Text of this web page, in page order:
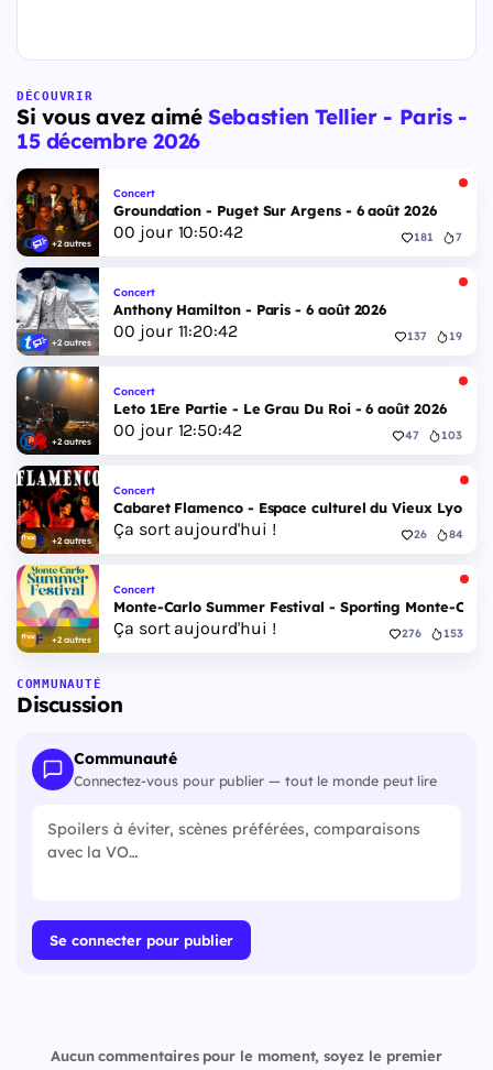
DÉCOUVRIR
Si vous avez aiméSebastien Tellier - Paris -
15 décembre 2026
+2 autres
Concert
Groundation - Puget Sur Argens - 6 août 2026
00 jour 10:50:41 181 7
+2 autres
Concert
Anthony Hamilton - Paris - 6 août 2026
00 jour 11:20:41 137 19
+2 autres
Concert
Leto 1Ere Partie - Le Grau Du Roi - 6 août 2026
00 jour 12:50:41 47 103
+2 autres
Concert
Cabaret Flamenco - Espace culturel du Vieux Lyon -
Ça sort aujourd'hui ! 26 84
+2 autres
Concert
Monte-Carlo Summer Festival - Sporting Monte-
Ça sort aujourd'hui ! 276 153
COMMUNAUTÉ
Discussion
Communauté
Connectez-vous pour publier — tout le monde peut lire
Se connecter pour publier
Aucun commentaires pour le moment, soyez le premier